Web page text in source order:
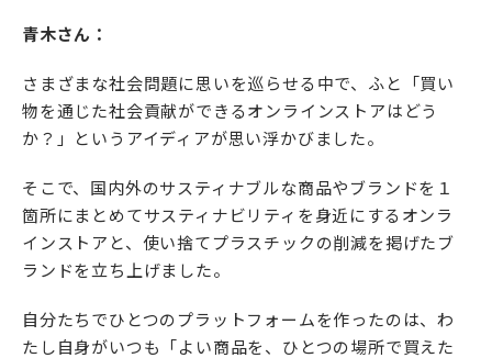
青木さん：
さまざまな社会問題に思いを巡らせる中で、ふと「買い
物を通じた社会貢献ができるオンラインストアはどう
か？」というアイディアが思い浮かびました。
そこで、国内外のサスティナブルな商品やブランドを１
箇所にまとめてサスティナビリティを身近にするオンラ
インストアと、使い捨てプラスチックの削減を掲げたブ
ランドを立ち上げました。
自分たちでひとつのプラットフォームを作ったのは、わ
たし自身がいつも「よい商品を、ひとつの場所で買えた